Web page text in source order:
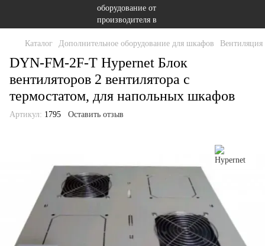
Каталог Дополнительное оборудование для шкафов Вентиляция
DYN-FM-2F-T Hypernet Блок
вентиляторов 2 вентилятора с
термостатом, для напольных шкафов
Артикул: 1795 Оставить отзыв